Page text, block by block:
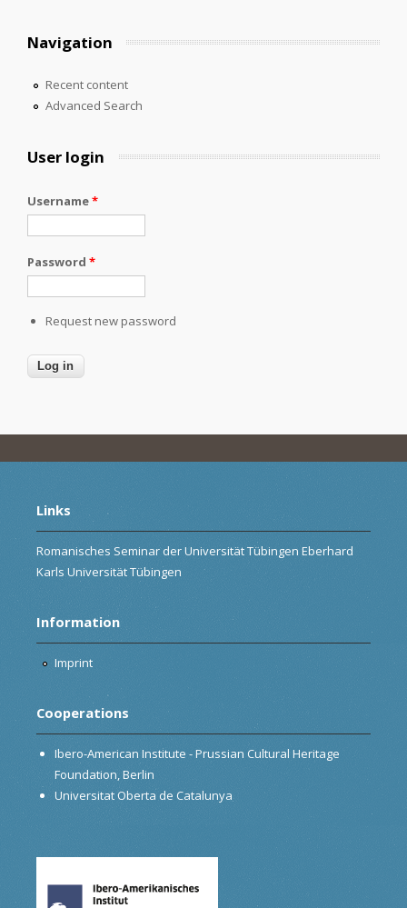
Navigation
Recent content
Advanced Search
User login
Username*
Password *
Request new password
Links
Romanisches Seminar der Universität Tübingen Eberhard
Karls Universität Tübingen
Information
Imprint
Cooperations
Ibero-American Institute - Prussian Cultural Heritage
Foundation, Berlin
Universitat Oberta de Catalunya